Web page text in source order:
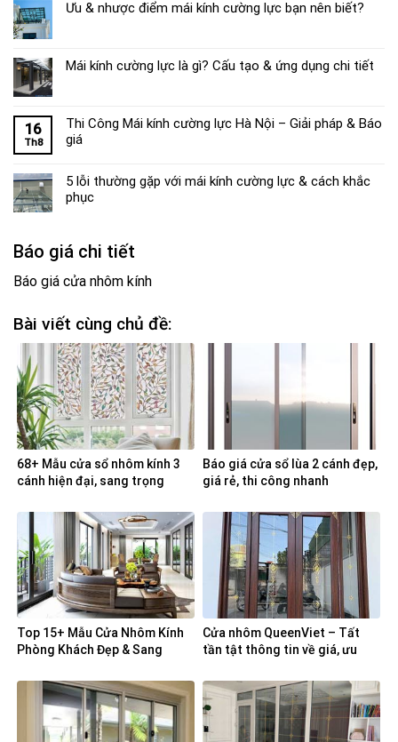
Ưu & nhược điểm mái kính cường lực bạn nên biết?
Mái kính cường lực là gì? Cấu tạo & ứng dụng chi tiết
16
Th8
Thi Công Mái kính cường lực Hà Nội – Giải pháp & Báo
giá
5 lỗi thường gặp với mái kính cường lực & cách khắc
phục
Báo giá chi tiết
Báo giá cửa nhôm kính
Bài viết cùng chủ đề:
68+ Mẫu cửa sổ nhôm kính 3
cánh hiện đại, sang trọng
Báo giá cửa sổ lùa 2 cánh đẹp,
giá rẻ, thi công nhanh
Top 15+ Mẫu Cửa Nhôm Kính
Phòng Khách Đẹp & Sang
Cửa nhôm QueenViet – Tất
tần tật thông tin về giá, ưu